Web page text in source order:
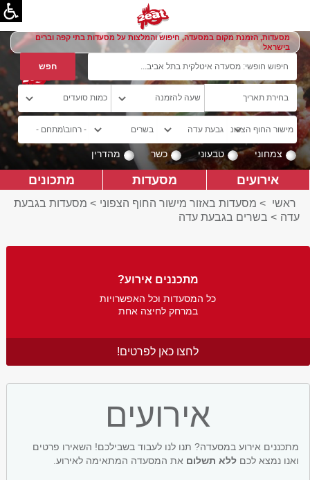
מסעדות, הזמנת מקום במסעדה, חיפוש והמלצות על מסעדות בתי קפה וברים
בישראל
צמחוני טבעוני כשר מהדרין
אירועים מסעדות מתכונים
ראשי > מסעדות באזור מישור החוף הצפוני > מסעדות בגבעת
עדה > בשרים בגבעת עדה
מתכננים אירוע?
כל המסעדות וכל האפשרויות
במרחק לחיצה אחת
לחצו כאן לפרטים!
אירועים
מתכננים אירוע במסעדה? תנו לנו לעבוד בשבילכם! השאירו פרטים
ואנו נמצא לכם ללא תשלום את המסעדה המתאימה לאירוע.